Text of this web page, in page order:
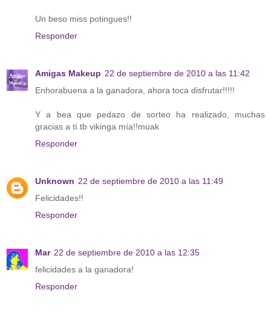
Un beso miss potingues!!
Responder
Amigas Makeup 22 de septiembre de 2010 a las 11:42
Enhorabuena a la ganadora, ahora toca disfrutar!!!!!
Y a bea que pedazo de sorteo ha realizado, muchas
gracias a tí tb vikinga mía!!muak
Responder
Unknown 22 de septiembre de 2010 a las 11:49
Felicidades!!
Responder
Mar 22 de septiembre de 2010 a las 12:35
felicidades a la ganadora!
Responder